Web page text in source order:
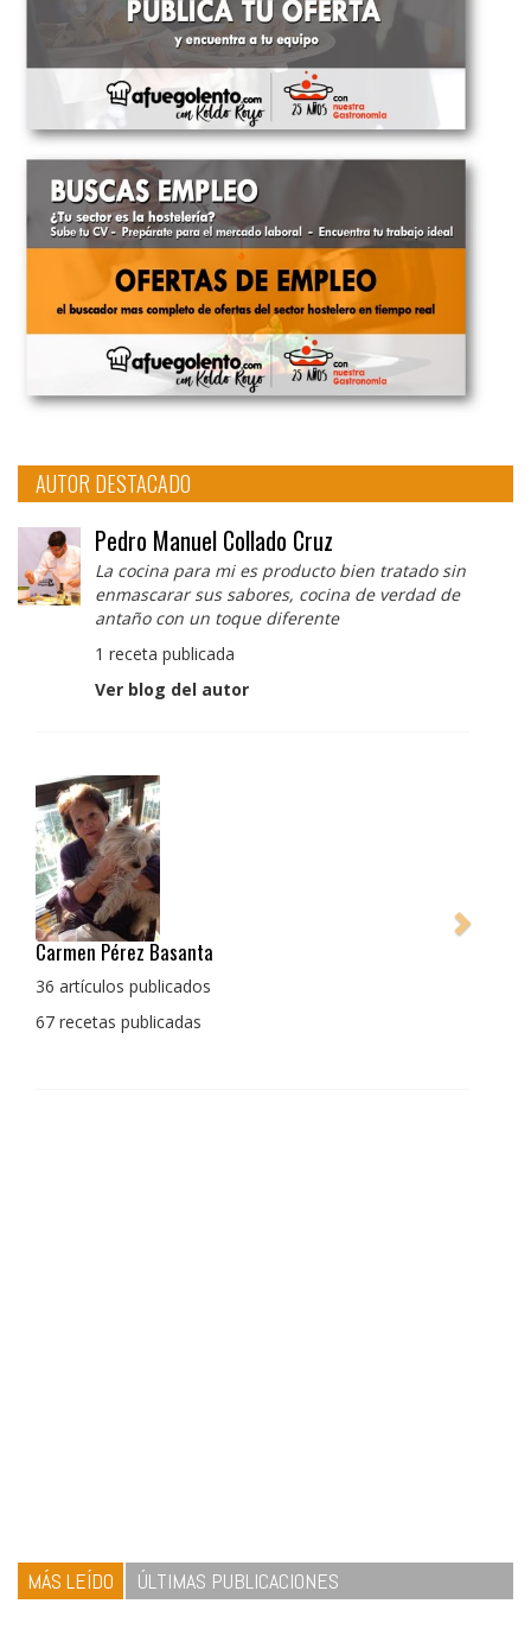
AUTOR DESTACADO
Pedro Manuel Collado Cruz
La cocina para mi es producto bien tratado sin
enmascarar sus sabores, cocina de verdad de
antaño con un toque diferente
1 receta publicada
Ver blog del autor
Pedro Manuel Collado Cruz
La cocina para mi es producto bien tratado sin
con un toque diferente